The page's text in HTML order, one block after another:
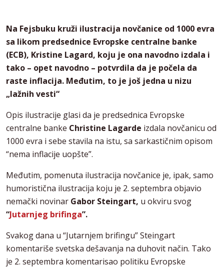
Na Fejsbuku kruži ilustracija novčanice od 1000 evra
sa likom predsednice Evropske centralne banke
(ECB), Kristine Lagard, koju je ona navodno izdala i
tako – opet navodno – potvrdila da je počela da
raste inflacija. Međutim, to je još jedna u nizu
„lažnih vesti“
Opis ilustracije glasi da je predsednica Evropske
centralne banke Christine Lagarde izdala novčanicu od
1000 evra i sebe stavila na istu, sa sarkastičnim opisom
“nema inflacije uopšte”.
Međutim, pomenuta ilustracija novčanice je, ipak, samo
humoristična ilustracija koju je 2. septembra objavio
nemački novinar Gabor Steingart, u okviru svog
“Jutarnjeg brifinga”.
Svakog dana u “Jutarnjem brifingu” Steingart
komentariše svetska dešavanja na duhovit način. Tako
je 2. septembra komentarisao politiku Evropske